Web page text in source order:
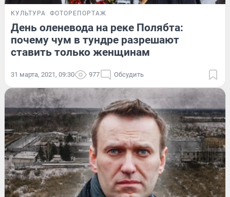
КУЛЬТУРА ФОТОРЕПОРТАЖ
День оленевода на реке Полябта:
почему чум в тундре разрешают
ставить только женщинам
31 марта, 2021, 09:30 977 Обсудить